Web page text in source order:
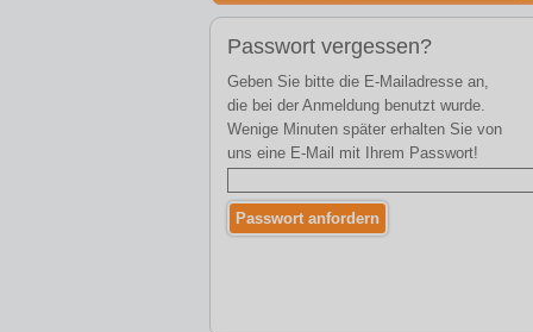
Passwort vergessen?
Geben Sie bitte die E-Mailadresse an,
die bei der Anmeldung benutzt wurde.
Wenige Minuten später erhalten Sie von
uns eine E-Mail mit Ihrem Passwort!